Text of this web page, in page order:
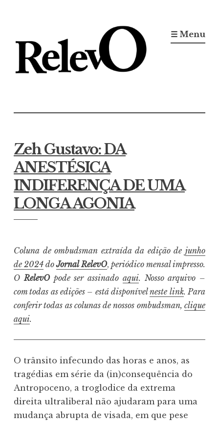
conteúdo
☰ Menu
Zeh Gustavo: DA
ANESTÉSICA
INDIFERENÇA DE UMA
LONGA AGONIA
Coluna de ombudsman extraída da edição de junho
de 2024 do Jornal RelevO, periódico mensal impresso.
ORelevOpode ser assinado aqui. Nosso arquivo –
com todas as edições – está disponívelneste link. Para
conferir todas as colunas de nossos ombudsman, clique
aqui.
O trânsito infecundo das horas e anos, as
tragédias em série da (in)consequência do
Antropoceno, a troglodice da extrema
direita ultraliberal não ajudaram para uma
mudança abrupta de visada, em que pese